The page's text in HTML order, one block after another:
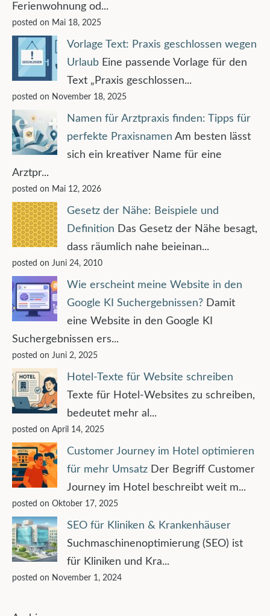
Ferienwohnung od...
posted on Mai 18, 2025
Vorlage Text: Praxis geschlossen wegen
Urlaub Eine passende Vorlage für den
Text „Praxis geschlossen...
posted on November 18, 2025
Namen für Arztpraxis finden: Tipps für
perfekte Praxisnamen Am besten lässt
sich ein kreativer Name für eine
Arztpr...
posted on Mai 12, 2026
Gesetz der Nähe: Beispiele und
Definition Das Gesetz der Nähe besagt,
dass räumlich nahe beieinan...
posted on Juni 24, 2010
Wie erscheint meine Website in den
Google KI Suchergebnissen? Damit
eine Website in den Google KI
Suchergebnissen ers...
posted on Juni 2, 2025
Hotel-Texte für Website schreiben
Texte für Hotel-Websites zu schreiben,
bedeutet mehr al...
posted on April 14, 2025
Customer Journey im Hotel optimieren
für mehr Umsatz Der Begriff Customer
Journey im Hotel beschreibt weit m...
posted on Oktober 17, 2025
SEO für Kliniken & Krankenhäuser
Suchmaschinenoptimierung (SEO) ist
für Kliniken und Kra...
posted on November 1, 2024